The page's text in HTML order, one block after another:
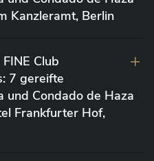
Kanzleramt, Berlin
FINE Club
7 gereifte
und Condado de Haza
Frankfurter Hof,